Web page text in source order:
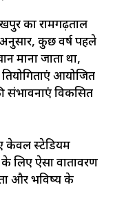
का रामगढ़ताल
कुछ वर्ष पहले
माना जाता था,
आयोजित
संभावनाएं विकसित
केवल स्टेडियम
के लिए ऐसा वातावरण
और भविष्य के